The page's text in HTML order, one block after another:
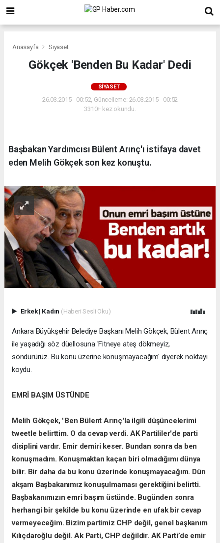
Anasayfa Siyaset
Gökçek 'Benden Bu Kadar' Dedi
SIYASET
26.03.2015 - 00:52, Güncelleme: 26.03.2015 - 00:52
3310+ kez okundu.
Başbakan Yardımcısı Bülent Arınç'ı istifaya davet
eden Melih Gökçek son kez konuştu.
Erkek| Kadın (Haberi Sesli Oku)
Ankara Büyükşehir Belediye Başkanı Melih Gökçek, Bülent Arınç
ile yaşadığı söz düellosuna 'Fitneye ateş dökmeyiz,
söndürürüz. Bu konu üzerine konuşmayacağım' diyerek noktayı
koydu.
EMRİ BAŞIM ÜSTÜNDE
Melih Gökçek, "Ben Bülent Arınç'la ilgili düşüncelerimi
tweetle belirttim. O da cevap verdi. AK Partililer'de parti
disiplini vardır. Emir demiri keser. Bundan sonra da ben
konuşmadım. Konuşmaktan kaçan biri olmadığımı dünya
bilir. Bir daha da bu konu üzerinde konuşmayacağım. Dün
akşam Başbakanımız konuşulmaması gerektiğini belirtti.
Başbakanımızın emri başım üstünde. Bugünden sonra
herhangi bir şekilde bu konu üzerinde en ufak bir cevap
vermeyeceğim. Bizim partimiz CHP değil, genel başkanım
Kılıçdaroğlu değil. Ak Parti, CHP değildir. AK Parti’de emir